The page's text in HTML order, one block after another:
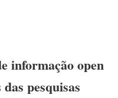
informação open
pesquisas